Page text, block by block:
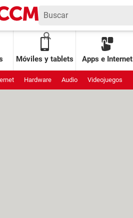
Móviles y tablets Apps e Internet
Hardware Audio Videojuegos